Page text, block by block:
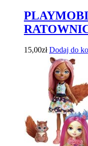
15,00zł Dodaj do